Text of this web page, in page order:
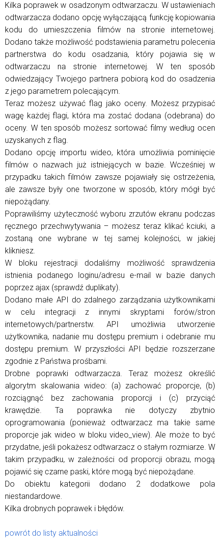
Kilka poprawek w osadzonym odtwarzaczu. W ustawieniach
odtwarzacza dodano opcję wyłączającą funkcję kopiowania
kodu do umieszczenia filmów na stronie internetowej.
Dodano także możliwość podstawienia parametru polecenia
partnerstwa do kodu osadzania, który pojawia się w
odtwarzaczu na stronie internetowej. W ten sposób
odwiedzający Twojego partnera pobiorą kod do osadzenia
z jego parametrem polecającym.
Teraz możesz używać flag jako oceny. Możesz przypisać
wagę każdej flagi, która ma zostać dodana (odebrana) do
oceny. W ten sposób możesz sortować filmy według ocen
uzyskanych z flag.
Dodano opcję importu wideo, która umożliwia pominięcie
filmów o nazwach już istniejących w bazie. Wcześniej w
przypadku takich filmów zawsze pojawiały się ostrzeżenia,
ale zawsze były one tworzone w sposób, który mógł być
niepożądany.
Poprawiliśmy użyteczność wyboru zrzutów ekranu podczas
ręcznego przechwytywania – możesz teraz klikać kciuki, a
zostaną one wybrane w tej samej kolejności, w jakiej
klikniesz.
W bloku rejestracji dodaliśmy możliwość sprawdzenia
istnienia podanego loginu/adresu e-mail w bazie danych
poprzez ajax (sprawdź duplikaty).
Dodano małe API do zdalnego zarządzania użytkownikami
w celu integracji z innymi skryptami forów/stron
internetowych/partnerstw. API umożliwia utworzenie
użytkownika, nadanie mu dostępu premium i odebranie mu
dostępu premium. W przyszłości API będzie rozszerzane
zgodnie z Państwa prośbami.
Drobne poprawki odtwarzacza. Teraz możesz określić
algorytm skalowania wideo: (a) zachować proporcje, (b)
rozciągnąć bez zachowania proporcji i (c) przyciąć
krawędzie. Ta poprawka nie dotyczy zbytnio
oprogramowania (ponieważ odtwarzacz ma takie same
proporcje jak wideo w bloku video_view). Ale może to być
przydatne, jeśli pokażesz odtwarzacz o stałym rozmiarze. W
takim przypadku, w zależności od proporcji obrazu, mogą
pojawić się czarne paski, które mogą być niepożądane.
Do obiektu kategorii dodano 2 dodatkowe pola
niestandardowe.
Kilka drobnych poprawek i błędów.
powrót do listy aktualności